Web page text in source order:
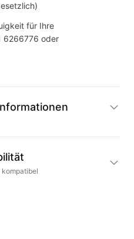
für Ihre
6266776 oder
kompatibel